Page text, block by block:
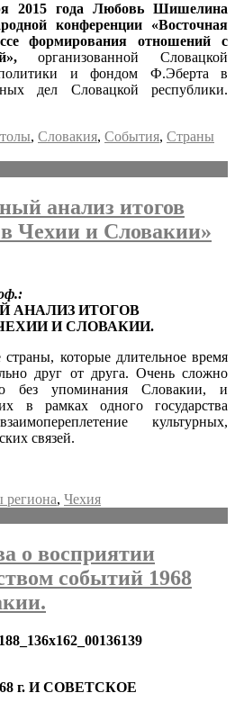
2015 года Любовь Шишелина
конференции «Восточная
формирования отношений с
организованной Словацкой
и фондом Ф.Эберта в
дел Словацкой республики.
, Словакия, События, Страны
анализ итогов
Чехии и Словакии»
.:
АНАЛИЗ ИТОГОВ
И СЛОВАКИИ.
которые длительное время
друг от друга. Очень сложно
без упоминания Словакии, и
в рамках одного государства
культурных,
связей.
региона, Чехия
о восприятии
событий 1968
г. И СОВЕТСКОЕ